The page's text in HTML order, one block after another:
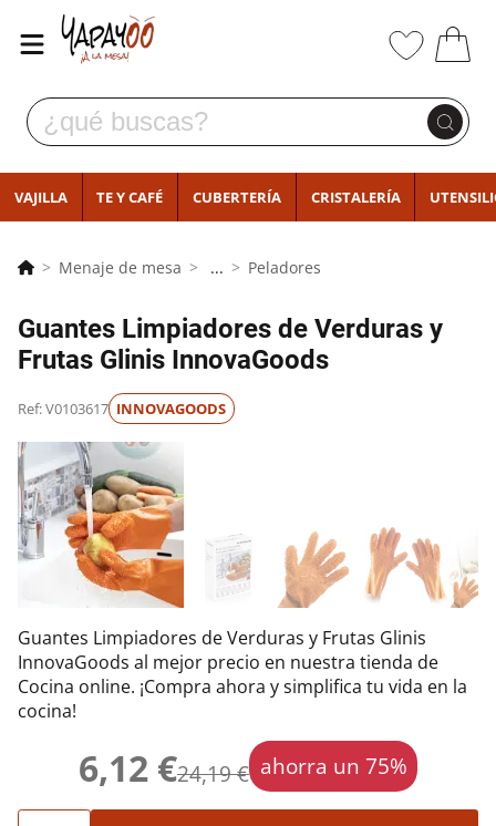
VAJILLA TE Y CAFÉ CUBERTERÍA CRISTALERÍA
Menaje de mesa ... Peladores
Guantes Limpiadores de Verduras y
Frutas Glinis InnovaGoods
Ref: V0103617 INNOVAGOODS
Guantes Limpiadores de Verduras y Frutas Glinis
InnovaGoods al mejor precio en nuestra tienda de
Cocina online. ¡Compra ahora y simplifica tu vida en la
cocina!
6,12 €24,19 € ahorra un 75%